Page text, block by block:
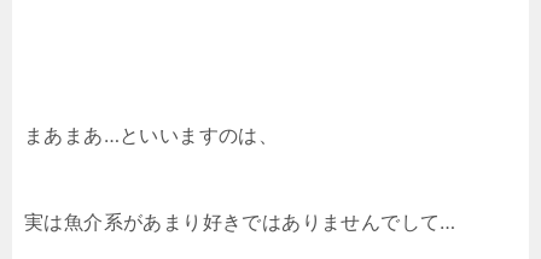
まあまあ…といいますのは、
実は魚介系があまり好きではありませんでして…